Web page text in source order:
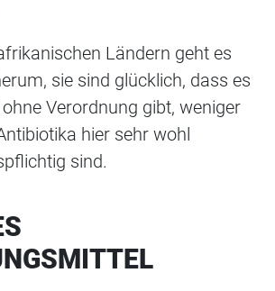
Ländern geht es
sie sind glücklich, dass es
Verordnung gibt, weniger
hier sehr wohl
sind.